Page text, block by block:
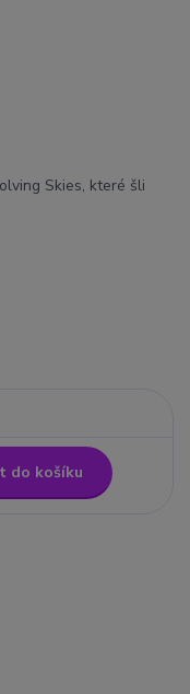
Skies, které šli
do košíku